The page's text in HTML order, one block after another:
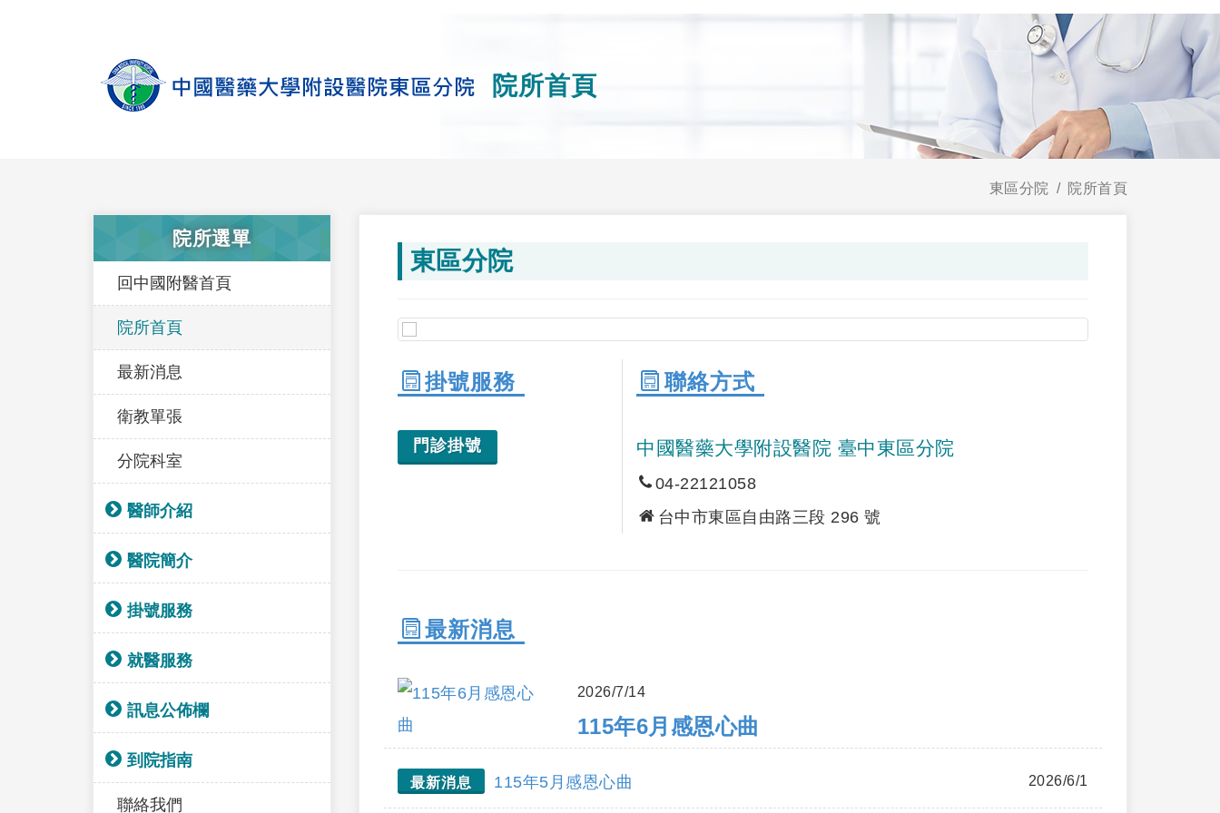
院所首頁
東區分院 院所首頁
院所選單
回中國附醫首頁
院所首頁
最新消息
衛教單張
分院科室
醫師介紹
醫院簡介
掛號服務
就醫服務
訊息公佈欄
到院指南
聯絡我們
東區分院
掛號服務
門診掛號
聯絡方式
中國醫藥大學附設醫院 臺中東區分院
04-22121058
台中市東區自由路三段 296 號
最新消息
2026/7/14
115年6月感恩心曲
最新消息 115年5月感恩心曲 2026/6/1